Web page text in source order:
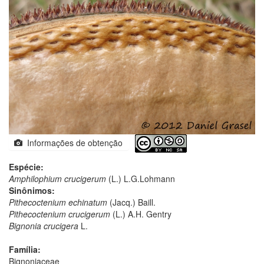
Informações de obtenção
Espécie:
Amphilophium crucigerum (L.) L.G.Lohmann
Sinônimos:
Pithecoctenium echinatum (Jacq.) Baill.
Pithecoctenium crucigerum (L.) A.H. Gentry
Bignonia crucigera L.
Família:
Bignoniaceae